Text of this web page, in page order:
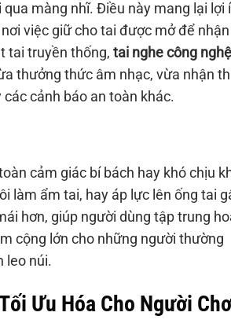
màng nhĩ. Điều này mang lại lợi
việc giữ cho tai được mở để
tai truyền thống, tai nghe công nghệ
thưởng thức âm nhạc, vừa nhận
cảnh báo an toàn khác.
cảm giác bí bách hay khó chịu
làm ẩm tai, hay áp lực lên ống tai
hơn, giúp người dùng tập trung
cộng lớn cho những người thường
leo núi.
Ưu Hóa Cho Người